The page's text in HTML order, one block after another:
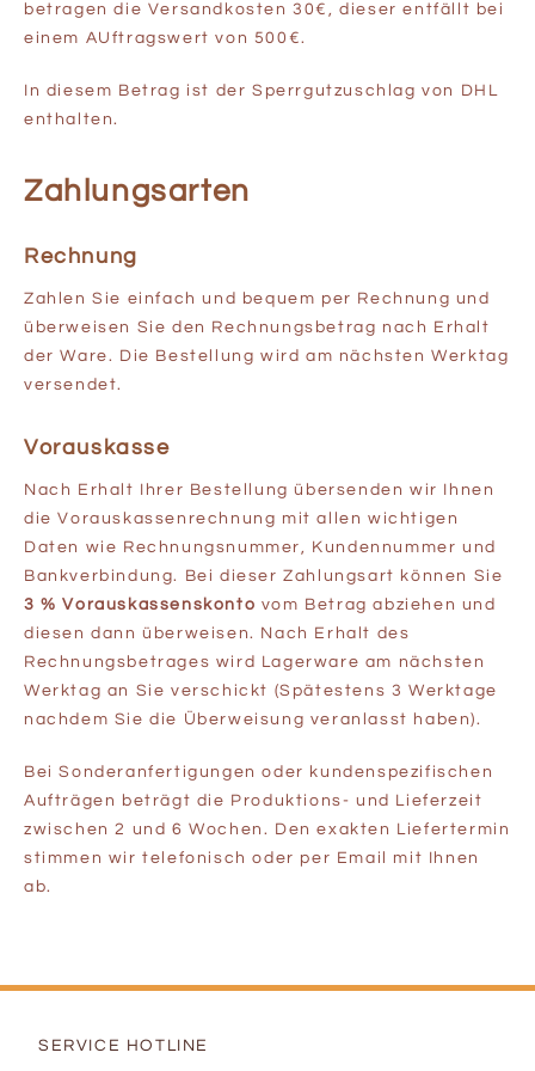
betragen die Versandkosten 30€, dieser entfällt bei
einem AUftragswert von 500€.
In diesem Betrag ist der Sperrgutzuschlag von DHL
enthalten.
Zahlungsarten
Rechnung
Zahlen Sie einfach und bequem per Rechnung und
überweisen Sie den Rechnungsbetrag nach Erhalt
der Ware. Die Bestellung wird am nächsten Werktag
versendet.
Vorauskasse
Nach Erhalt Ihrer Bestellung übersenden wir Ihnen
die Vorauskassenrechnung mit allen wichtigen
Daten wie Rechnungsnummer, Kundennummer und
Bankverbindung. Bei dieser Zahlungsart können Sie
3 % Vorauskassenskonto vom Betrag abziehen und
diesen dann überweisen. Nach Erhalt des
Rechnungsbetrages wird Lagerware am nächsten
Werktag an Sie verschickt (Spätestens 3 Werktage
nachdem Sie die Überweisung veranlasst haben).
Bei Sonderanfertigungen oder kundenspezifischen
Aufträgen beträgt die Produktions- und Lieferzeit
zwischen 2 und 6 Wochen. Den exakten Liefertermin
stimmen wir telefonisch oder per Email mit Ihnen
ab.
SERVICE HOTLINE